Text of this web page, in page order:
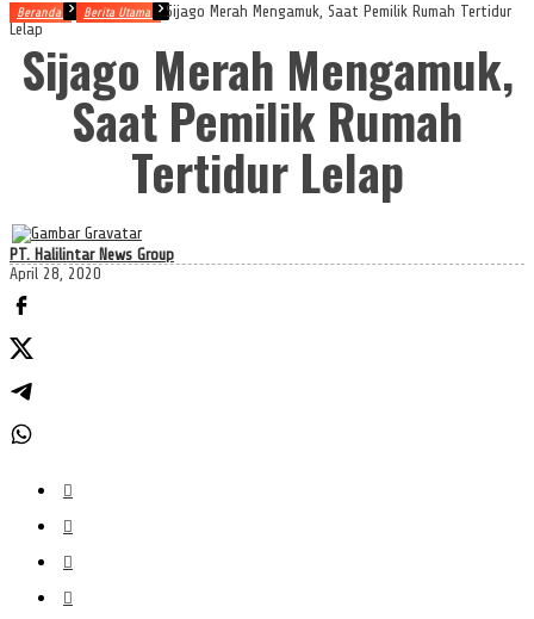
Beranda Berita Utama
Sijago Merah Mengamuk, Saat Pemilik Rumah Tertidur
Lelap
Sijago Merah Mengamuk,
Saat Pemilik Rumah
Tertidur Lelap
PT. Halilintar News Group
April 28, 2020